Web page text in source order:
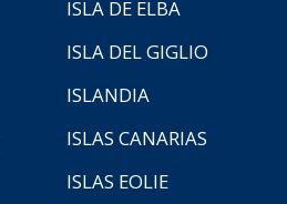
ISLA DE ELBA
ISLA DEL GIGLIO
ISLANDIA
ISLAS CANARIAS
ISLAS EOLIE